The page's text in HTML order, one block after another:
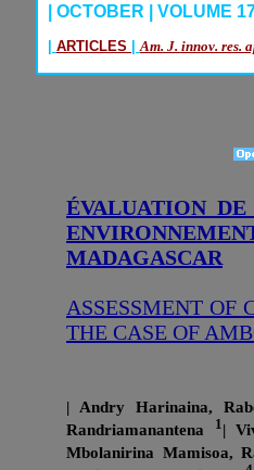
| OCTOBER | VOLUME
| ARTICLES | Am. J. innov. res.
ÉVALUATION
MADAGASCAR
ASSESSMENT OF
THE CASE OF
| Andry Harinaina,
Randriamanantena
1 |
Mbolanirina Mamisoa,